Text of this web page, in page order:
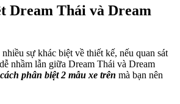
Dream Thái và Dream
sự khác biệt về thiết kế, nếu quan sát
nhầm lẫn giữa Dream Thái và Dream
phân biệt 2 mẫu xe trên mà bạn nên